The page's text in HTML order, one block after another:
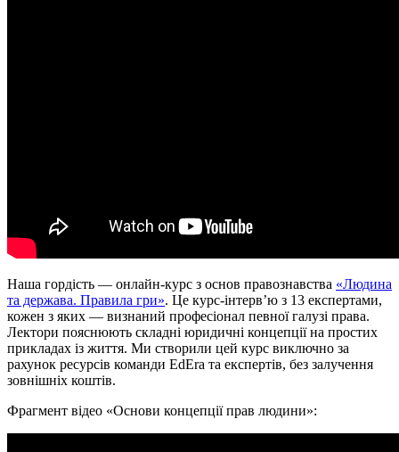
Наша гордість — онлайн-курс з основ правознавства «Людина
та держава. Правила гри». Це курс-інтерв’ю з 13 експертами,
кожен з яких — визнаний професіонал певної галузі права.
Лектори пояснюють складні юридичні концепції на простих
прикладах із життя. Ми створили цей курс виключно за
рахунок ресурсів команди EdEra та експертів, без залучення
зовнішніх коштів.
Фрагмент відео «Основи концепції прав людини»: